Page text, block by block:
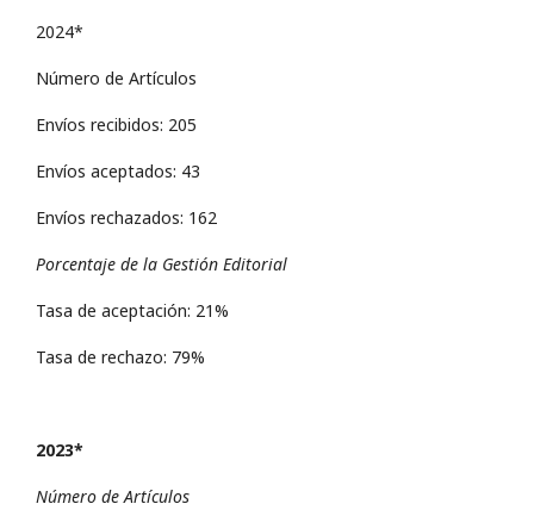
2024*
Número de Artículos
Envíos recibidos: 205
Envíos aceptados: 43
Envíos rechazados: 162
Porcentaje de la Gestión Editorial
Tasa de aceptación: 21%
Tasa de rechazo: 79%
2023*
Número de Artículos